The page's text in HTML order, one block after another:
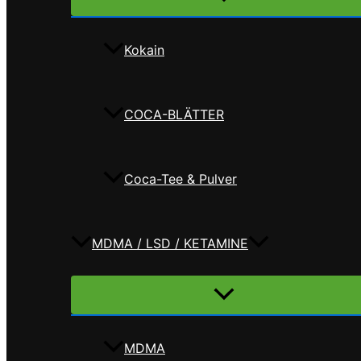
Kokain
COCA-BLÄTTER
Coca-Tee & Pulver
MDMA / LSD / KETAMINE
Menü
MDMA